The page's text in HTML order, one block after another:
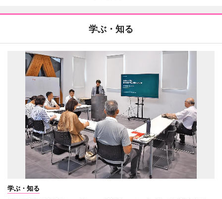
学ぶ・知る
学ぶ・知る